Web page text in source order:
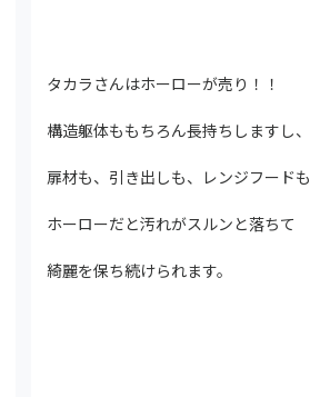
タカラさんはホーローが売り！！
構造躯体ももちろん長持ちしますし、
扉材も、引き出しも、レンジフードも
ホーローだと汚れがスルンと落ちて
綺麗を保ち続けられます。